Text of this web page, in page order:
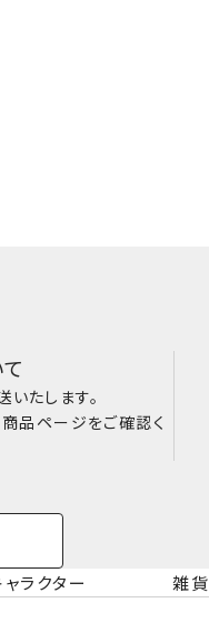
たします。
品ページをご確認く
ラクター 雑貨